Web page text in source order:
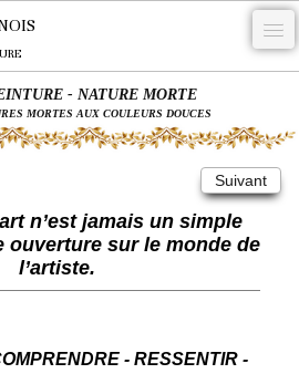
- NATURE MORTE
MORTES AUX COULEURS DOUCES
Suivant
n’est jamais un simple
ouverture sur le monde de
l’artiste.
- RESSENTIR -